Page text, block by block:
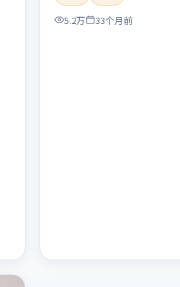
检索「失控回廊」「冯小刚
「2023」「2023-11-16上
5.2万
33个月前